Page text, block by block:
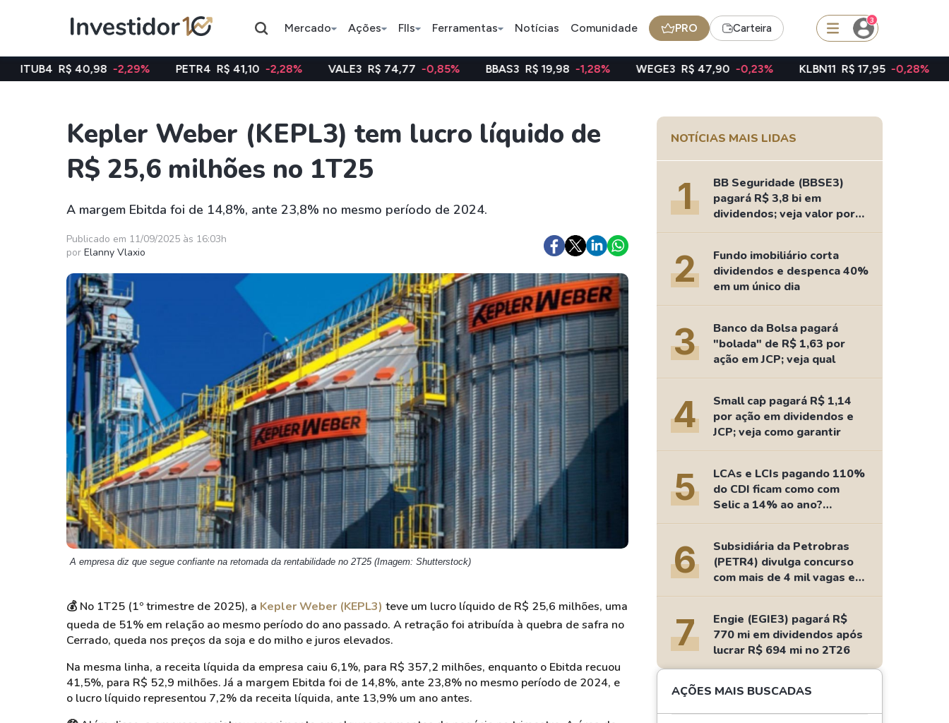
Mercado Ações FIIs Ferramentas Notícias Comunidade PRO Carteira
3
Assuntos do momento
Índice
Ibovespa
Ação
Petrobras
Ação
Bradesco Dividendos
Taesa
Itausa
Ambev
Weg
Klabin
Petrobrás
Ver todos
RECR11
HGLG11
Ver todos
IVVB11
SMAL11
HASH11
GOLD11
XINA11
Ver todos
Apple
Amazon
Google
Meta
Coca-Cola
Ver todos
Criptomoedas
Bitcoin
Ethereum
Binance Coin - BNB
Dogecoin
Solana
Cardano
Ver todos
Ideias
Agenda de Dividendos
Radar do Dividendo Inteligente
As Ações Mais Buscadas
Guia do Iniciante
-2,29% PETR4 R$ 41,10 -2,28% VALE3 R$ 74,77 -0,85% BBAS3 R$ 19,98 -1,28% WEGE3 R$ 47,90 -0,23% KLBN11 R$ 17,95 -0,28% TAEE11 R$
Kepler Weber (KEPL3) tem lucro líquido de
R$ 25,6 milhões no 1T25
A margem Ebitda foi de 14,8%, ante 23,8% no mesmo período de 2024.
Publicado em 11/09/2025 às 16:03h
por Elanny Vlaxio
A empresa diz que segue confiante na retomada da rentabilidade no 2T25 (Imagem: Shutterstock)
💰 No 1T25 (1º trimestre de 2025), a Kepler Weber (KEPL3) teve um lucro líquido de R$ 25,6 milhões, uma
queda de 51% em relação ao mesmo período do ano passado. A retração foi atribuída à quebra de safra no
Cerrado, queda nos preços da soja e do milho e juros elevados.
Na mesma linha, a receita líquida da empresa caiu 6,1%, para R$ 357,2 milhões, enquanto o Ebitda recuou
41,5%, para R$ 52,9 milhões. Já a margem Ebitda foi de 14,8%, ante 23,8% no mesmo período de 2024, e
o lucro líquido representou 7,2% da receita líquida, ante 13,9% um ano antes.
NOTÍCIAS MAIS LIDAS
1
BB Seguridade (BBSE3)
pagará R$ 3,8 bi em
dividendos; veja valor por
ação
2
Fundo imobiliário corta
dividendos e despenca 40%
em um único dia
3
Banco da Bolsa pagará
"bolada" de R$ 1,63 por
ação em JCP; veja qual
4
Small cap pagará R$ 1,14
por ação em dividendos e
JCP; veja como garantir
5
LCAs e LCIs pagando 110%
do CDI ficam como com
Selic a 14% ao ano?
Fizemos as contas
6
Subsidiária da Petrobras
(PETR4) divulga concurso
com mais de 4 mil vagas e
salários de até R$ 15 mil
7
Engie (EGIE3) pagará R$
770 mi em dividendos após
lucrar R$ 694 mi no 2T26
AÇÕES MAIS BUSCADAS